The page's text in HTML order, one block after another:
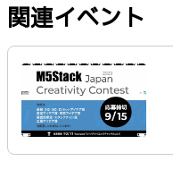
関連イベント